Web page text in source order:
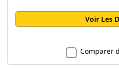
Voir Les
Comparer